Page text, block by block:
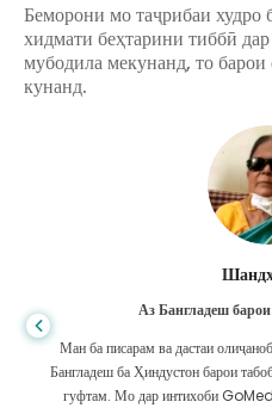
Беморони мо таҷрибаи худро
хидмати беҳтарини тиббӣ
мубодила мекунанд, то барои
кунанд.
Аз Бангладеш барои
Ман ба писарам ва дастаи
Бангладеш ба Ҳиндустон барои
гуфтам. Мо дар интихоби